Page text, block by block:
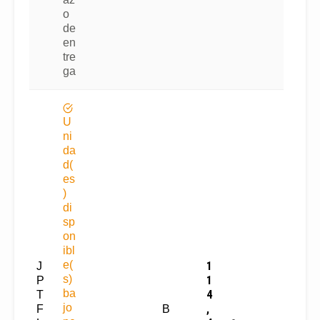
o
de
en
tre
ga
J
P
T
F
U
ni
da
d(
es
)
di
sp
on
ibl
e(
s)
ba
jo
B
1
1
4
,